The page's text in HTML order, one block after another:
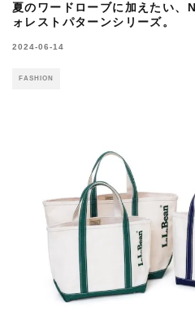
夏のワードローブに加えたい、
ォレストパターンシリーズ。
2024-06-14
FASHION